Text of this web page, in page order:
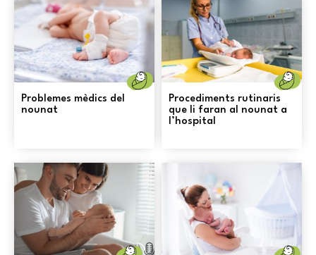
Naixement
Problemes mèdics del
nounat
Procediments rutinaris
que li faran al nounat a
l’hospital